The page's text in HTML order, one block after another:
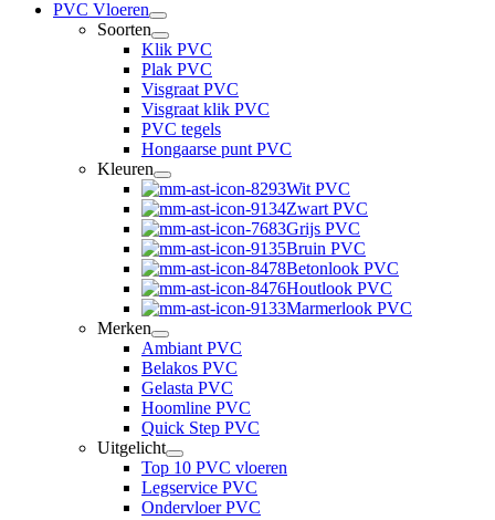
PVC Vloeren
Soorten
Klik PVC
Plak PVC
Visgraat PVC
Visgraat klik PVC
PVC tegels
Hongaarse punt PVC
Kleuren
Wit PVC
Zwart PVC
Grijs PVC
Bruin PVC
Betonlook PVC
Houtlook PVC
Marmerlook PVC
Merken
Ambiant PVC
Belakos PVC
Gelasta PVC
Hoomline PVC
Quick Step PVC
Uitgelicht
Top 10 PVC vloeren
Legservice PVC
Ondervloer PVC